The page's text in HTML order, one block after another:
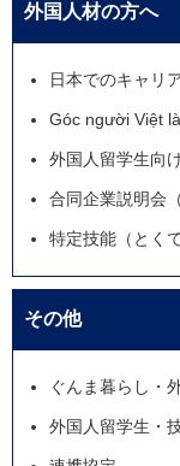
外国人材の方へ
日本でのキャリ
Góc người Việt
外国人留学生向
合同企業説明会
特定技能（とく
その他
ぐんま暮らし・
外国人留学生・